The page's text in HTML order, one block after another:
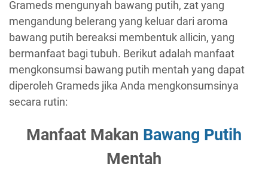
Grameds mengunyah bawang putih, zat yang
mengandung belerang yang keluar dari aroma
bawang putih bereaksi membentuk allicin, yang
bermanfaat bagi tubuh. Berikut adalah manfaat
mengkonsumsi bawang putih mentah yang dapat
diperoleh Grameds jika Anda mengkonsumsinya
secara rutin:
Manfaat Makan Bawang Putih
Mentah